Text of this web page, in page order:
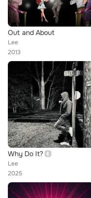
Out and About
Lee
2013
Why Do It?
Lee
2025